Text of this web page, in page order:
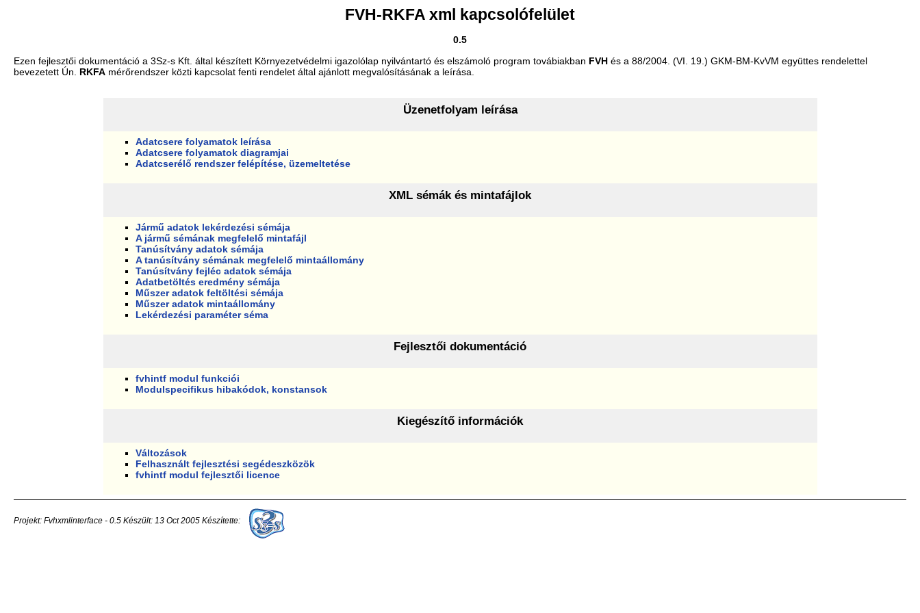
FVH-RKFA xml kapcsolófelület
0.5
Ezen fejlesztői dokumentáció a 3Sz-s Kft. által készített Környezetvédelmi igazolólap nyilvántartó és elszámoló program továbiakban FVH és a 88/2004. (VI. 19.) GKM-BM-KvVM együttes rendelettel
bevezetett Ún. RKFA mérőrendszer közti kapcsolat fenti rendelet által ajánlott megvalósításának a leírása.
Üzenetfolyam leírása
Adatcsere folyamatok leírása
Adatcsere folyamatok diagramjai
Adatcserélő rendszer felépítése, üzemeltetése
XML sémák és mintafájlok
Jármű adatok lekérdezési sémája
A jármű sémának megfelelő mintafájl
Tanúsítvány adatok sémája
A tanúsítvány sémának megfelelő mintaállomány
Tanúsítvány fejléc adatok sémája
Adatbetöltés eredmény sémája
Műszer adatok feltöltési sémája
Műszer adatok mintaállomány
Lekérdezési paraméter séma
Fejlesztői dokumentáció
fvhintf modul funkciói
Modulspecifikus hibakódok, konstansok
Kiegészítő információk
Változások
Felhasznált fejlesztési segédeszközök
fvhintf modul fejlesztői licence
Projekt: Fvhxmlinterface - 0.5 Készült: 13 Oct 2005 Készítette: